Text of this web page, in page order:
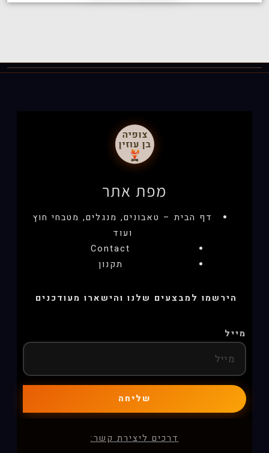
מפת אתר
דף הבית – טאבונים, מנגלים, מטבחי חוץ
ועוד
Contact
תקנון
הירשמו למבצעים שלנו והישארו מעודכנים
מייל
שליחה
דרכים ליצירת קשר: